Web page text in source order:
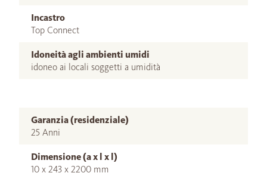
Incastro
Top Connect
Idoneità agli ambienti umidi
idoneo ai locali soggetti a umidità
Garanzia (residenziale)
25 Anni
Dimensione (a x l x l)
10 x 243 x 2200 mm